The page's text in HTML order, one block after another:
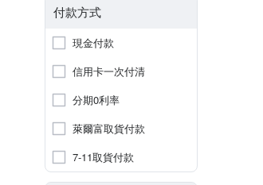
付款方式
現金付款
信用卡一次付清
分期0利率
萊爾富取貨付款
7-11取貨付款